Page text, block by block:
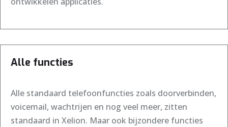
Alle functies
Alle standaard telefoonfuncties zoals doorverbinden,
voicemail, wachtrijen en nog veel meer, zitten
standaard in Xelion. Maar ook bijzondere functies